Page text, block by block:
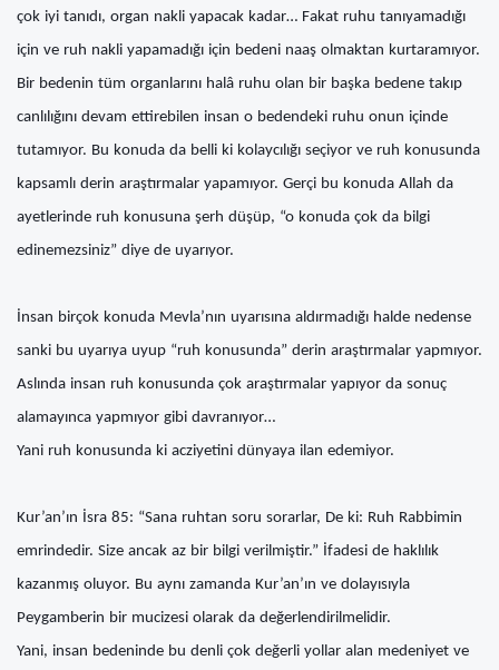
çok iyi tanıdı, organ nakli yapacak kadar… Fakat ruhu tanıyamadığı
için ve ruh nakli yapamadığı için bedeni naaş olmaktan kurtaramıyor.
Bir bedenin tüm organlarını halâ ruhu olan bir başka bedene takıp
canlılığını devam ettirebilen insan o bedendeki ruhu onun içinde
tutamıyor. Bu konuda da belli ki kolaycılığı seçiyor ve ruh konusunda
kapsamlı derin araştırmalar yapamıyor. Gerçi bu konuda Allah da
ayetlerinde ruh konusuna şerh düşüp, “o konuda çok da bilgi
edinemezsiniz” diye de uyarıyor.
İnsan birçok konuda Mevla’nın uyarısına aldırmadığı halde nedense
sanki bu uyarıya uyup “ruh konusunda” derin araştırmalar yapmıyor.
Aslında insan ruh konusunda çok araştırmalar yapıyor da sonuç
alamayınca yapmıyor gibi davranıyor…
Yani ruh konusunda ki acziyetini dünyaya ilan edemiyor.
Kur’an’ın İsra 85: “Sana ruhtan soru sorarlar, De ki: Ruh Rabbimin
emrindedir. Size ancak az bir bilgi verilmiştir.” İfadesi de haklılık
kazanmış oluyor. Bu aynı zamanda Kur’an’ın ve dolayısıyla
Peygamberin bir mucizesi olarak da değerlendirilmelidir.
Yani, insan bedeninde bu denli çok değerli yollar alan medeniyet ve